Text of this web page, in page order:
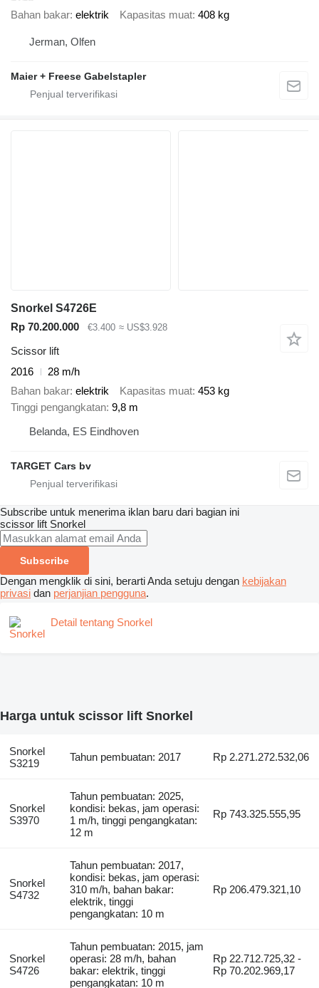
Bahan bakar elektrik Kapasitas muat 408 kg
Jerman, Olfen
Maier + Freese Gabelstapler
Snorkel S4726E
Rp 70.200.000
€3.400 ≈ US$3.928
Scissor lift
2016
28 m/h
Bahan bakar elektrik Kapasitas muat 453 kg
Tinggi pengangkatan 9,8 m
Belanda, ES Eindhoven
TARGET Cars bv
Subscribe untuk menerima iklan baru dari bagian ini
scissor lift Snorkel
Subscribe
Dengan mengklik di sini, berarti Anda setuju dengan kebijakan
privasi dan perjanjian pengguna.
Detail tentang Snorkel
Harga untuk scissor lift Snorkel
Snorkel
S3219
Tahun pembuatan: 2017 Rp 2.271.272.532,06
Snorkel
S3970
Tahun pembuatan: 2025,
kondisi: bekas, jam operasi:
1 m/h, tinggi pengangkatan:
12 m
Rp 743.325.555,95
Snorkel
S4732
Tahun pembuatan: 2017,
kondisi: bekas, jam operasi:
310 m/h, bahan bakar:
elektrik, tinggi
pengangkatan: 10 m
Rp 206.479.321,10
Snorkel
S4726
Tahun pembuatan: 2015, jam
operasi: 28 m/h, bahan
bakar: elektrik, tinggi
pengangkatan: 10 m
Rp 22.712.725,32 -
Rp 70.202.969,17